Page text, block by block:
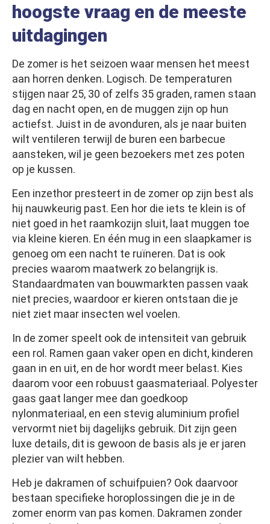
hoogste vraag en de meeste
uitdagingen
De zomer is het seizoen waar mensen het meest
aan horren denken. Logisch. De temperaturen
stijgen naar 25, 30 of zelfs 35 graden, ramen staan
dag en nacht open, en de muggen zijn op hun
actiefst. Juist in de avonduren, als je naar buiten
wilt ventileren terwijl de buren een barbecue
aansteken, wil je geen bezoekers met zes poten
op je kussen.
Een inzethor presteert in de zomer op zijn best als
hij nauwkeurig past. Een hor die iets te klein is of
niet goed in het raamkozijn sluit, laat muggen toe
via kleine kieren. En één mug in een slaapkamer is
genoeg om een nacht te ruïneren. Dat is ook
precies waarom maatwerk zo belangrijk is.
Standaardmaten van bouwmarkten passen vaak
niet precies, waardoor er kieren ontstaan die je
niet ziet maar insecten wel voelen.
In de zomer speelt ook de intensiteit van gebruik
een rol. Ramen gaan vaker open en dicht, kinderen
gaan in en uit, en de hor wordt meer belast. Kies
daarom voor een robuust gaasmateriaal. Polyester
gaas gaat langer mee dan goedkoop
nylonmateriaal, en een stevig aluminium profiel
vervormt niet bij dagelijks gebruik. Dit zijn geen
luxe details, dit is gewoon de basis als je er jaren
plezier van wilt hebben.
Heb je dakramen of schuifpuien? Ook daarvoor
bestaan specifieke horoplossingen die je in de
zomer enorm van pas komen. Dakramen zonder